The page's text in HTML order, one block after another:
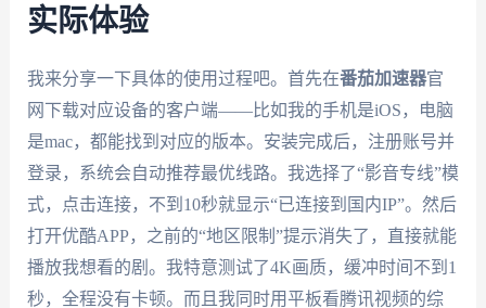
实际体验
我来分享一下具体的使用过程吧。首先在番茄加速器官
网下载对应设备的客户端——比如我的手机是iOS，电脑
是mac，都能找到对应的版本。安装完成后，注册账号并
登录，系统会自动推荐最优线路。我选择了“影音专线”模
式，点击连接，不到10秒就显示“已连接到国内IP”。然后
打开优酷APP，之前的“地区限制”提示消失了，直接就能
播放我想看的剧。我特意测试了4K画质，缓冲时间不到1
秒，全程没有卡顿。而且我同时用平板看腾讯视频的综